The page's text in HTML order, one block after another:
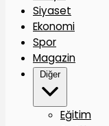
Siyaset
Ekonomi
Spor
Magazin
Diğer
Eğitim